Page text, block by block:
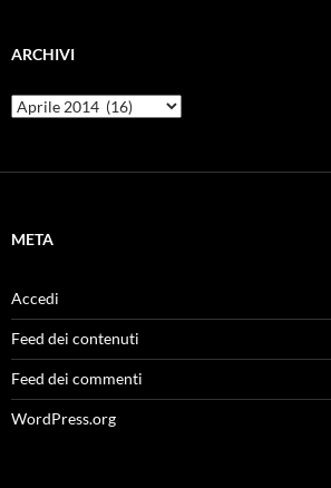
ARCHIVI
Archivi
META
Accedi
Feed dei contenuti
Feed dei commenti
WordPress.org